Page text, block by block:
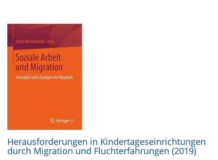
Herausforderungen in Kindertageseinrichtungen
durch Migration und Fluchterfahrungen (2019)